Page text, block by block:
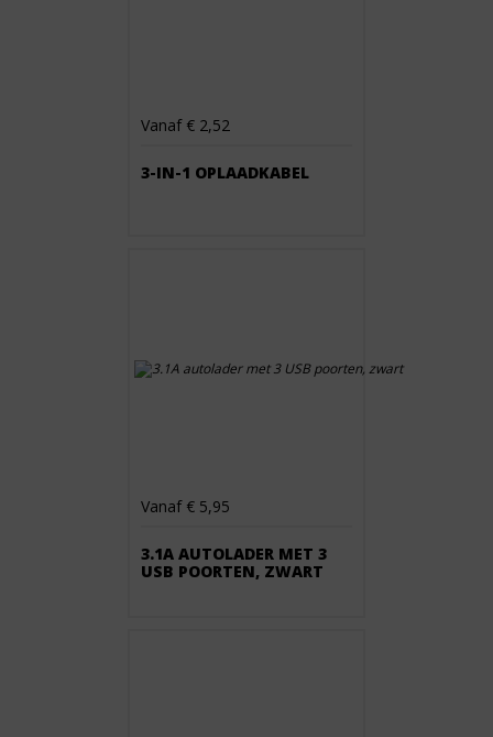
Vanaf € 2,52
3-IN-1 OPLAADKABEL
Vanaf € 5,95
3.1A AUTOLADER MET 3
USB POORTEN, ZWART